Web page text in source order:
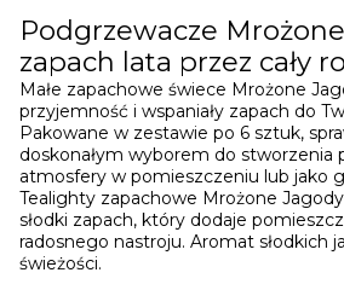
Podgrzewacze
zapach lata przez cały
Małe zapachowe świece Mrożone
przyjemność i wspaniały zapach do
Pakowane w zestawie po 6 sztuk,
doskonałym wyborem do stworzenia
atmosfery w pomieszczeniu lub jako
Tealighty zapachowe Mrożone
słodki zapach, który dodaje
radosnego nastroju. Aromat słodkich
świeżości.